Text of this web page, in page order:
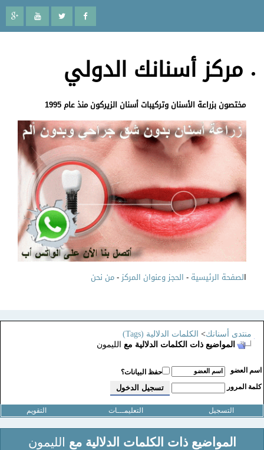
مركز أسنانك الدولي
مختصون بزراعة الأسنان وتركيبات أسنان الزيركون منذ عام 1995
لصفحة الرئيسية-الحجز وعنوان المركز-من نحن
منتدى أسنانك>الكلمات الدلالية (Tags)
المواضيع ذات الكلمات الدلالية مع الليمون
اسم العضو
حفظ البيانات؟
كلمة المرور
التسجيل التعليمـــات التقويم
المواضيع ذات الكلمات الدلالية مع الليمون